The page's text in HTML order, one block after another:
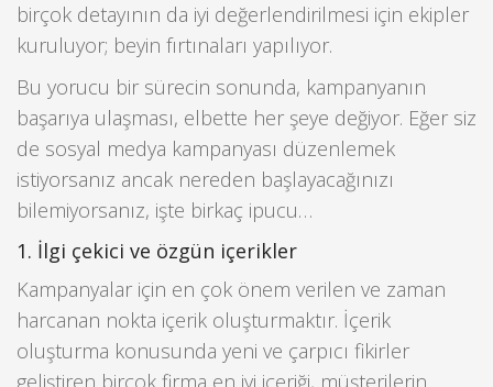
birçok detayının da iyi değerlendirilmesi için ekipler
kuruluyor; beyin fırtınaları yapılıyor.
Bu yorucu bir sürecin sonunda, kampanyanın
başarıya ulaşması, elbette her şeye değiyor. Eğer siz
de sosyal medya kampanyası düzenlemek
istiyorsanız ancak nereden başlayacağınızı
bilemiyorsanız, işte birkaç ipucu…
1. İlgi çekici ve özgün içerikler
Kampanyalar için en çok önem verilen ve zaman
harcanan nokta içerik oluşturmaktır. İçerik
oluşturma konusunda yeni ve çarpıcı fikirler
geliştiren birçok firma en iyi içeriği, müşterilerin